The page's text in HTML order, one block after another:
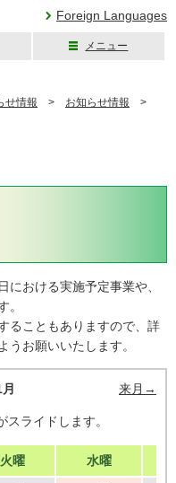
Foreign Languages
メニュー
せ情報 > お知らせ情報 >
おける実施予定事業や、
。
ることもありますので、詳
うお願いいたします。
来月→
ライドします。
火曜 水曜